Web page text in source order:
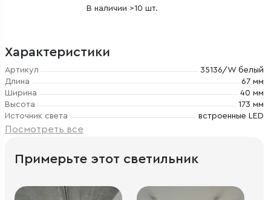
В наличии >10 шт.
Характеристики
Артикул
35136/W белый
Длина
67 мм
Ширина
40 мм
Высота
173 мм
Источник света
встроенные LED
Посмотреть все
Примерьте этот светильник